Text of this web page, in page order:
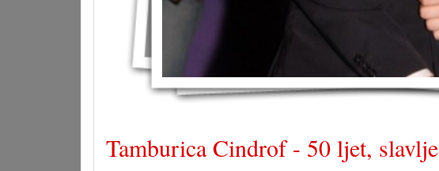
Tamburica Cindrof - 50 ljet, slavlje